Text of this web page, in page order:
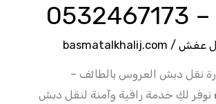
عفش /
basmatalkhalij.com
نقل دبش العروس بالطائف –
✔️ نوفر لكِ خدمة راقية وآمنة لنقل دبش